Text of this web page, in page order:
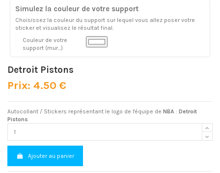
Simulez la couleur de votre support
Choisissez la couleur du support sur lequel vous allez poser votre
sticker et visualisez le résultat final.
Couleur de votre
support (mur...)
Detroit Pistons
Prix: 4.50 €
Autocollant / Stickers représentant le logo de l'équipe de NBA : Detroit
Pistons
Ajouter au panier